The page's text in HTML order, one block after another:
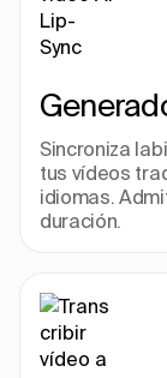
Sincroniza
tus vídeos
idiomas.
duración.